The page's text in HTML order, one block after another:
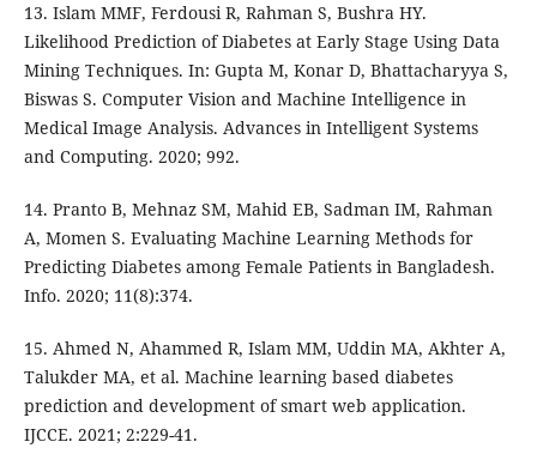
13. Islam MMF, Ferdousi R, Rahman S, Bushra HY.
Likelihood Prediction of Diabetes at Early Stage Using Data
Mining Techniques. In: Gupta M, Konar D, Bhattacharyya S,
Biswas S. Computer Vision and Machine Intelligence in
Medical Image Analysis. Advances in Intelligent Systems
and Computing. 2020; 992.
14. Pranto B, Mehnaz SM, Mahid EB, Sadman IM, Rahman
A, Momen S. Evaluating Machine Learning Methods for
Predicting Diabetes among Female Patients in Bangladesh.
Info. 2020; 11(8):374.
15. Ahmed N, Ahammed R, Islam MM, Uddin MA, Akhter A,
Talukder MA, et al. Machine learning based diabetes
prediction and development of smart web application.
IJCCE. 2021; 2:229-41.